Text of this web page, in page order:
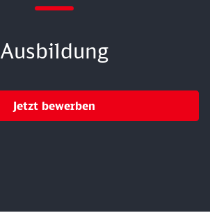
Ausbildung
Jetzt bewerben